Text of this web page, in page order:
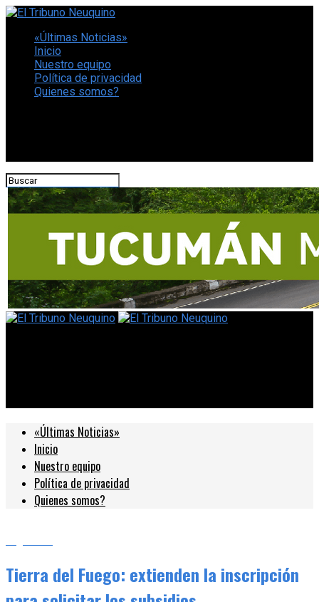
«Últimas Noticias»
Inicio
Nuestro equipo
Política de privacidad
Quienes somos?
«Últimas Noticias»
Inicio
Nuestro equipo
Política de privacidad
Quienes somos?
Tierra del Fuego: extienden la inscripción